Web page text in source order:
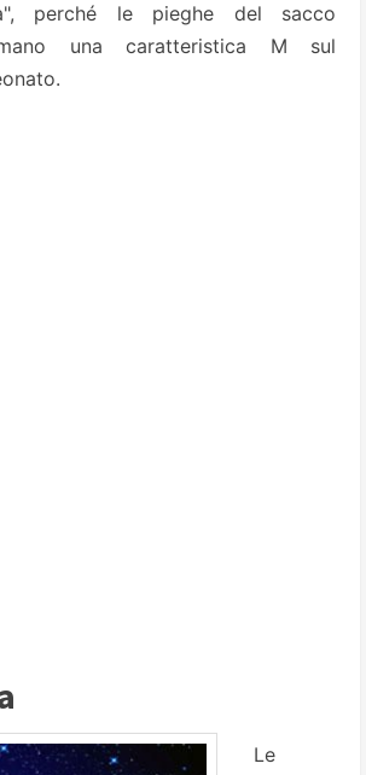
perché le pieghe del sacco
una caratteristica M sul
Le